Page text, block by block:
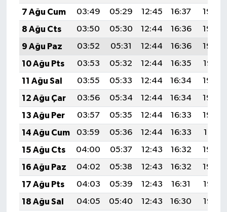
7 Ağu Cum
03:49 05:29 12:45 16:37
19:50
8 Ağu Cts
03:50 05:30 12:44 16:36
19:49
9 Ağu Paz
03:52 05:31 12:44 16:36
19:48
10 Ağu Pts
03:53 05:32 12:44 16:35
19:47
11 Ağu Sal
03:55 05:33 12:44 16:34
19:45
12 Ağu Çar
03:56 05:34 12:44 16:34
19:44
13 Ağu Per
03:57 05:35 12:44 16:33
19:43
14 Ağu Cum
03:59 05:36 12:44 16:33
19:41
15 Ağu Cts
04:00 05:37 12:43 16:32
19:40
16 Ağu Paz
04:02 05:38 12:43 16:32
19:39
17 Ağu Pts
04:03 05:39 12:43 16:31
19:37
18 Ağu Sal
04:05 05:40 12:43 16:30
19:36